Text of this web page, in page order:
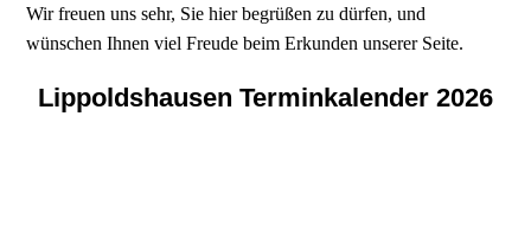
Wir freuen uns sehr, Sie hier begrüßen zu dürfen, und
wünschen Ihnen viel Freude beim Erkunden unserer Seite.
Lippoldshausen Terminkalender 2026